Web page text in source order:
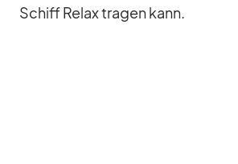
Schiff Re­lax tra­gen kann.